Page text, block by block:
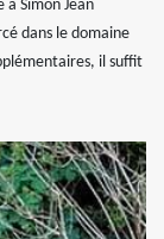
à Simon Jean
dans le domaine
il suffit